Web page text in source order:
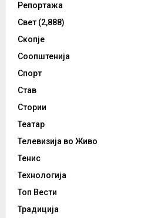
Репортажа
Свет (2,888)
Скопје
Соопштенија
Спорт
Став
Стории
Театар
Телевизија во Живо
Тенис
Технологија
Топ Вести
Традиција